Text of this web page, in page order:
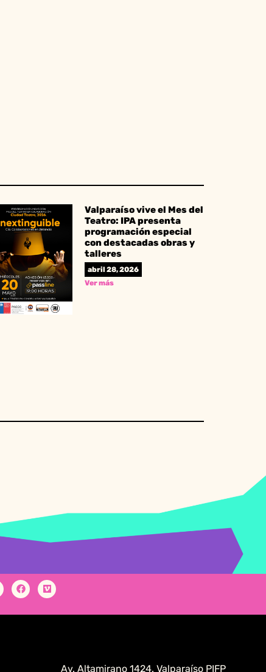
Valparaíso vive el Mes del
Teatro: IPA presenta
programación especial
con destacadas obras y
talleres
abril 28, 2026
Ver más
Av. Altamirano 1424. Valparaíso PIFP